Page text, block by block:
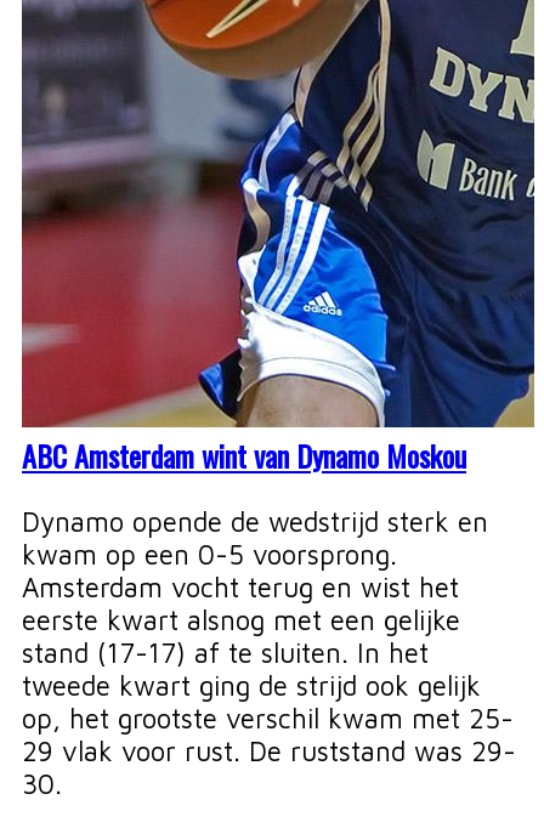
ABC Amsterdam wint van Dynamo Moskou
Dynamo opende de wedstrijd sterk en
kwam op een 0-5 voorsprong.
Amsterdam vocht terug en wist het
eerste kwart alsnog met een gelijke
stand (17-17) af te sluiten. In het
tweede kwart ging de strijd ook gelijk
op, het grootste verschil kwam met 25-
29 vlak voor rust. De ruststand was 29-
30.